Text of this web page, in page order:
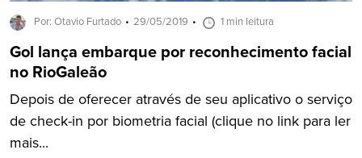
Por: Otavio Furtado 29/05/2019 1 min leitura
Gol lança embarque por reconhecimento facial
no RioGaleão
Depois de oferecer através de seu aplicativo o serviço
de check-in por biometria facial (clique no link para ler
mais...